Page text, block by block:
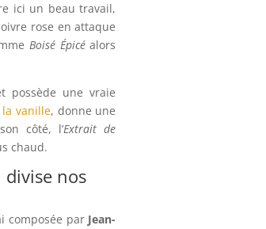
ici un beau travail,
rose en attaque
Boisé Épicéalors
possède une vraie
la vanille, donne une
côté, l’Extrait de
chaud.
nos
composée par Jean-